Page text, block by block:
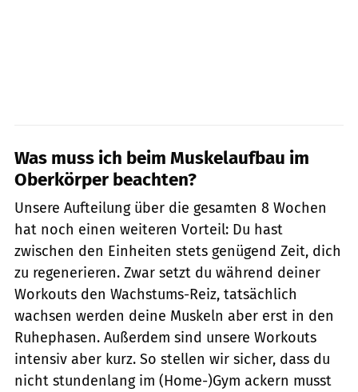
Was muss ich beim Muskelaufbau im
Oberkörper beachten?
Unsere Aufteilung über die gesamten 8 Wochen
hat noch einen weiteren Vorteil: Du hast
zwischen den Einheiten stets genügend Zeit, dich
zu regenerieren. Zwar setzt du während deiner
Workouts den Wachstums-Reiz, tatsächlich
wachsen werden deine Muskeln aber erst in den
Ruhephasen. Außerdem sind unsere Workouts
intensiv aber kurz. So stellen wir sicher, dass du
nicht stundenlang im (Home-)Gym ackern musst